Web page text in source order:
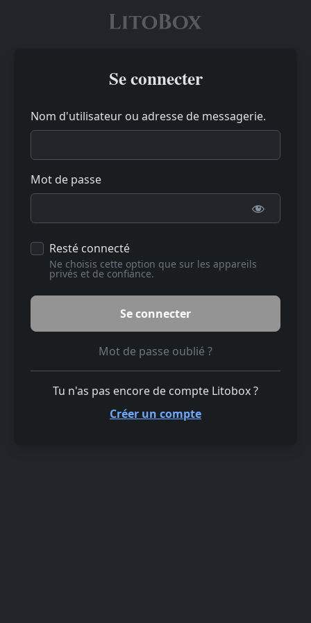
Se connecter
Nom d'utilisateur ou adresse de messagerie.
Mot de passe
Resté connecté
Ne choisis cette option que sur les appareils
privés et de confiance.
Mot de passe oublié ?
Tu n'as pas encore de compte Litobox ?
Créer un compte